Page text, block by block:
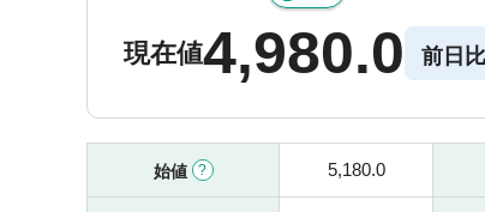
現在値4,980.0 前日比
始値 5,180.0